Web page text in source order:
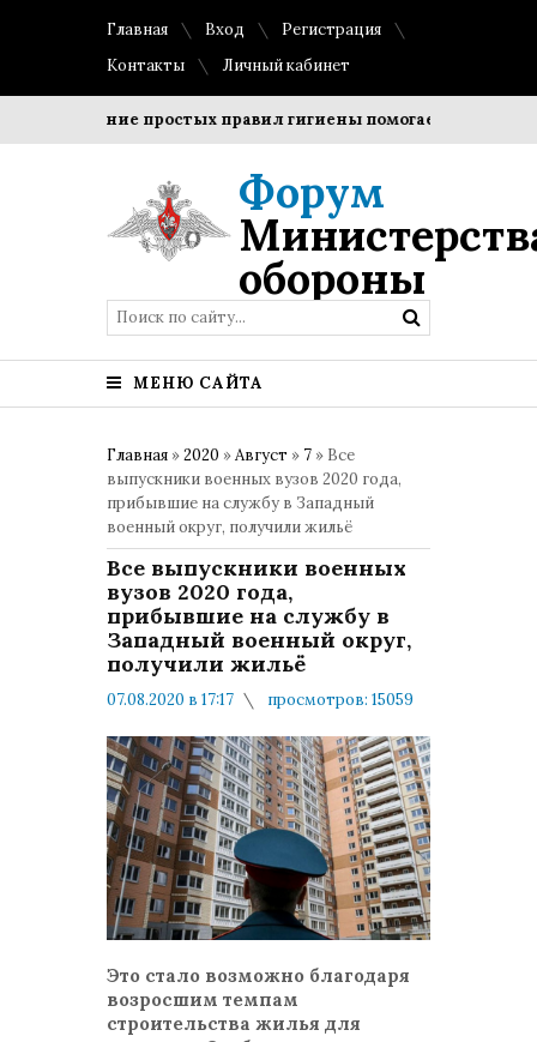
Главная Вход
Регистрация
Контакты
Личный кабинет
простых правил гигиены помогает сохранить
Форум
обороны
МЕНЮ САЙТА
Главная »2020 »Август » 7 » Все
выпускники военных вузов 2020 года,
прибывшие на службу в Западный
военный округ, получили жильё
Все выпускники военных
вузов 2020 года,
прибывшие на службу в
Западный военный округ,
получили жильё
07.08.2020 в 17:17
просмотров: 15059
Жилищное обеспечение
Это стало возможно благодаря
возросшим темпам
строительства жилья для